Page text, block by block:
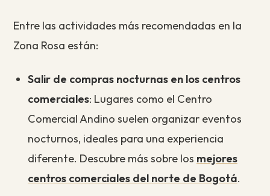
Entre las actividades más recomendadas en la
Zona Rosa están:
Salir de compras nocturnas en los centros
comerciales: Lugares como el Centro
Comercial Andino suelen organizar eventos
nocturnos, ideales para una experiencia
diferente. Descubre más sobre los mejores
centros comerciales del norte de Bogotá.